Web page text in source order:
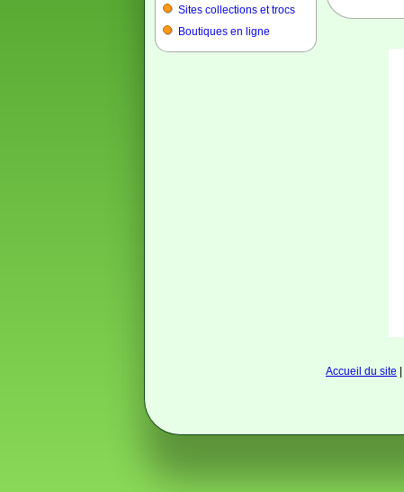
Sites collections et trocs
Boutiques en ligne
Accueil du site